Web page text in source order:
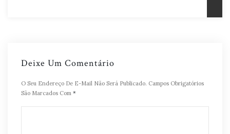
Deixe Um Comentário
O Seu Endereço De E-Mail Não Será Publicado. Campos Obrigatórios
São Marcados Com *